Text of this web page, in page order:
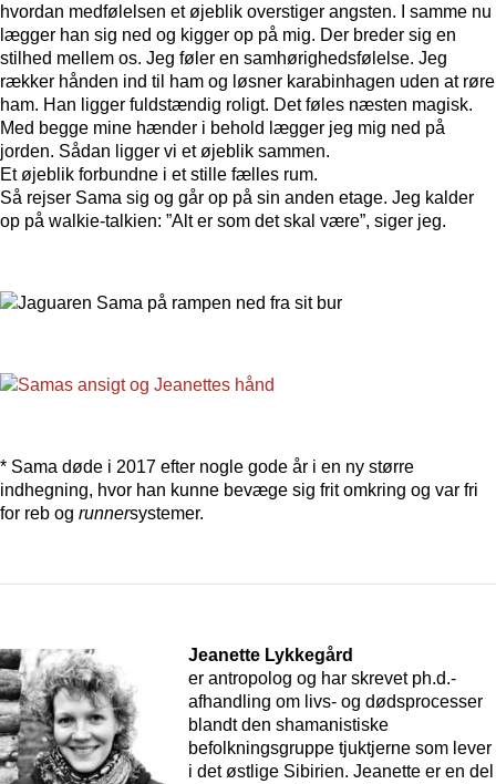
hvordan medfølelsen et øjeblik overstiger angsten. I samme nu
lægger han sig ned og kigger op på mig. Der breder sig en
stilhed mellem os. Jeg føler en samhørighedsfølelse. Jeg
rækker hånden ind til ham og løsner karabinhagen uden at røre
ham. Han ligger fuldstændig roligt. Det føles næsten magisk.
Med begge mine hænder i behold lægger jeg mig ned på
jorden. Sådan ligger vi et øjeblik sammen.
Et øjeblik forbundne i et stille fælles rum.
Så rejser Sama sig og går op på sin anden etage. Jeg kalder
op på walkie-talkien: ”Alt er som det skal være”, siger jeg.
* Sama døde i 2017 efter nogle gode år i en ny større
indhegning, hvor han kunne bevæge sig frit omkring og var fri
for reb og runnersystemer.
Jeanette Lykkegård
er antropolog og har skrevet ph.d.-
afhandling om livs- og dødsprocesser
blandt den shamanistiske
befolkningsgruppe tjuktjerne som lever
i det østlige Sibirien. Jeanette er en del